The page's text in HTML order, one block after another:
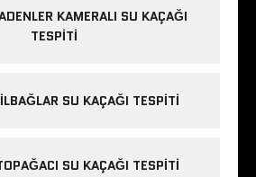
KAMERALI SU KAÇAĞI
TESPITI
SU KAÇAĞI TESPITI
SU KAÇAĞI TESPITI